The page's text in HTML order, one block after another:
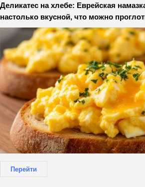
Деликатес на хлебе: Еврейская
настолько вкусной, что можно
Перейти